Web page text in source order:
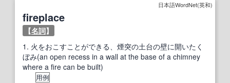
日本語WordNet(英和)
fireplace
【名詞】
1. 火をおこすことができる、煙突の土台の壁に開いたく
ぼみ(an open recess in a wall at the base of a chimney
where a fire can be built)
用例